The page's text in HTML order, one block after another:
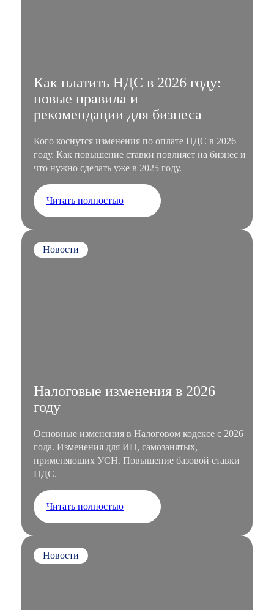
Как платить НДС в 2026 году:
новые правила и
рекомендации для бизнеса
Кого коснутся изменения по оплате НДС в 2026
году. Как повышение ставки повлияет на бизнес и
что нужно сделать уже в 2025 году.
Читать полностью
Новости
Налоговые изменения в 2026
году
Основные изменения в Налоговом кодексе с 2026
года. Изменения для ИП, самозанятых,
применяющих УСН. Повышение базовой ставки
НДС.
Читать полностью
Новости